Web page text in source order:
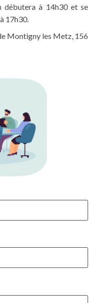
débutera à 14h30 et se
17h30.
Montigny les Metz, 156